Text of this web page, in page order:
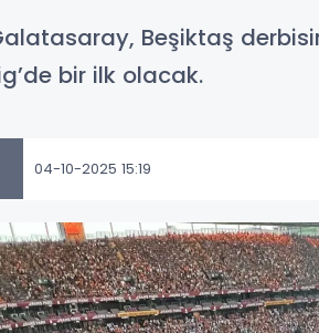
Beşiktaş
bir ilk olacak.
04-10-2025 15:19